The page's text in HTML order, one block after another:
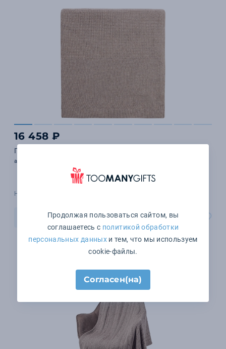
16 458 ₽
Плед Jotta, бежевый
арт. 20107.01
Наличие уточняйте
В корзинуПродолжая пользоваться сайтом, вы
соглашаетесь с политикой обработки
персональных данныхи тем, что мы используем
cookie-файлы.
Согласен(на)